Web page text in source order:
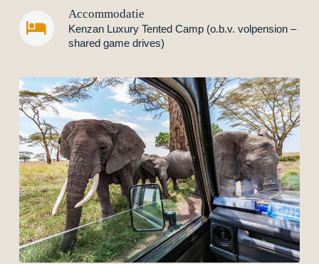


Accommodatie
Kenzan Luxury Tented Camp (o.b.v. volpension –
shared game drives)